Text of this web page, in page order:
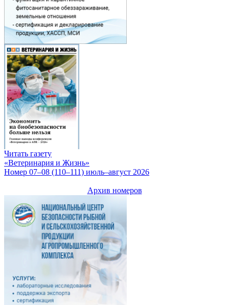
Читать газету
«Ветеринария и Жизнь»
Номер 07–08 (110–111) июль–август 2026
Архив номеров